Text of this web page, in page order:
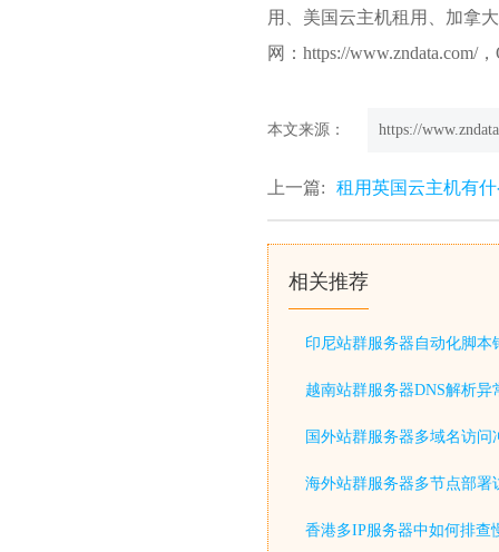
用、美国云主机租用、加拿
网：https://www.zndata.com/
本文来源： https://
上一篇: 租用英国云主机有什
相关推荐
印尼站群服务器自动化脚本
越南站群服务器DNS解析异
国外站群服务器多域名访问
海外站群服务器多节点部署
香港多IP服务器中如何排查